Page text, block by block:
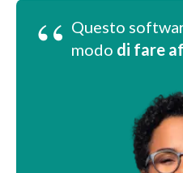
“ Questo
modo di fare